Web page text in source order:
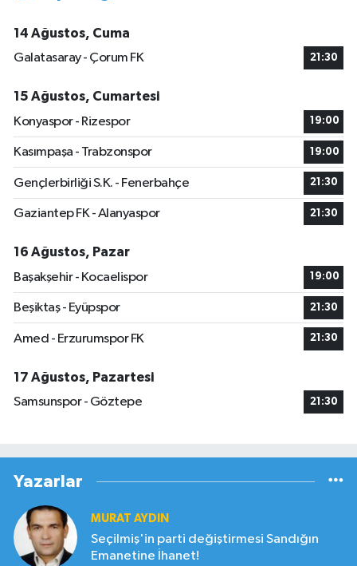
14 Ağustos, Cuma
Galatasaray - Çorum FK
21:30
15 Ağustos, Cumartesi
Konyaspor - Rizespor
19:00
Kasımpaşa - Trabzonspor 19:00
Gençlerbirliği S.K. - Fenerbahçe 21:30
Gaziantep FK - Alanyaspor 21:30
16 Ağustos, Pazar
Başakşehir - Kocaelispor
19:00
Beşiktaş - Eyüpspor 21:30
Amed - Erzurumspor FK 21:30
17 Ağustos, Pazartesi
Samsunspor - Göztepe
21:30
Yazarlar
MURAT AYDIN
Seçilmiş'in parti değiştirmesi Sandığın
Emanetine İhanet!